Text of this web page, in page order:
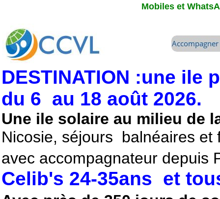
Mobiles et
DESTINATION :une ile
du 6 au 18 août 2026.
Une ile solaire au milieu de
Nicosie, séjours balnéaires et
avec accompagnateur
Celib's 24-35ans et